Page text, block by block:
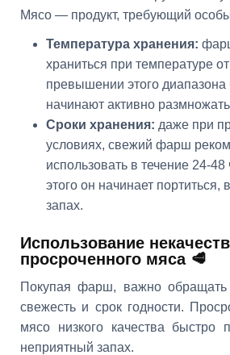
Мясо — продукт, требующий
Температура хранения:
храниться при температуре
превышении этого диапазона
начинают активно
Сроки хранения: даже при
условиях, свежий фарш
использовать в течение 24-
этого он начинает
запах.
Использование
просроченного мяса 🥩
Покупая фарш, важно
свежесть и срок годности.
мясо низкого качества быстро
неприятный запах.